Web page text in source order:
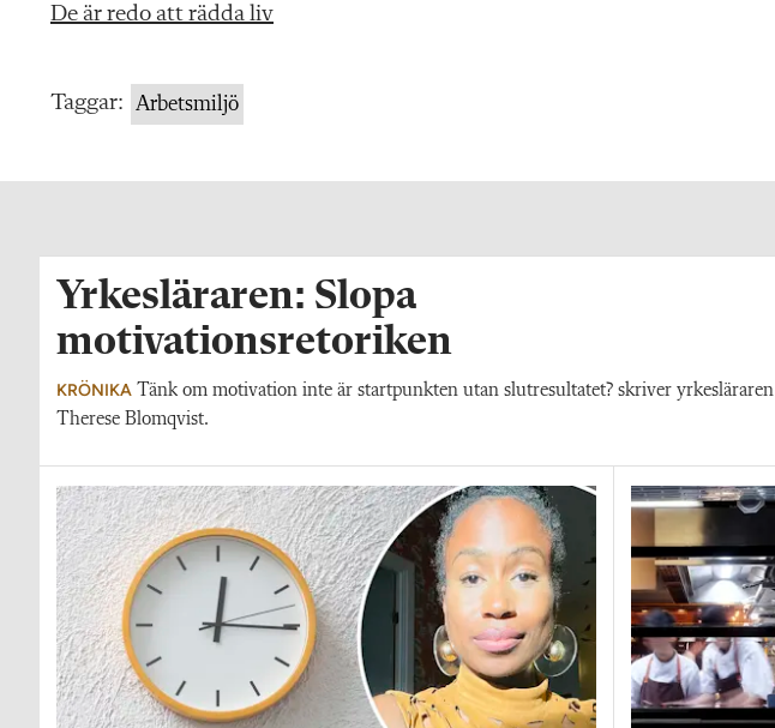
De är redo att rädda liv
Taggar: Arbetsmiljö
Yrkesläraren: Slopa
motivationsretoriken
KRÖNIKA Tänk om motivation inte är startpunkten utan slutresultatet? skriver yrkesläraren
Therese Blomqvist.